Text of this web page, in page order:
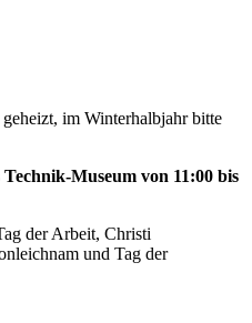
im Winterhalbjahr bitte
Museum von 11:00 bis
der Arbeit, Christi
und Tag der